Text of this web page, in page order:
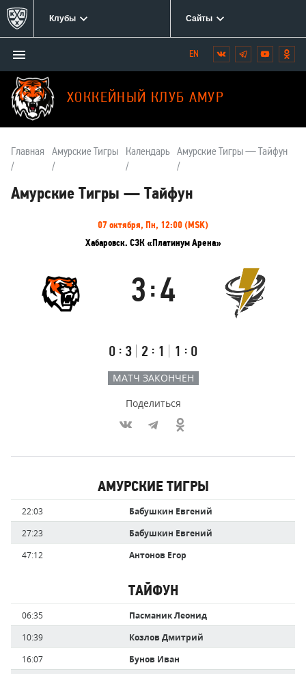
Клубы Сайты
ХОККЕЙНЫЙ КЛУБ АМУР
Открыть/
закрыть
меню
Мы
в
социальных
сетях:
Вконтакте
Telegram
YouTube
Главная Амурские Тигры Календарь Амурские Тигры — Тайфун
Амурские Тигры — Тайфун
07 октября, Пн, 12:00 (MSK)
Хабаровск. СЗК «Платинум Арена»
Амурские
Тигры
3 : 4
Первый
тайм
0 : 3
Второй
тайм
2 : 1
Третий
тайм
1 : 0
Тайфун
МАТЧ ЗАКОНЧЕН
Поделиться
забившие
голы
АМУРСКИЕ ТИГРЫ
Время Имя
игрока
22:03
Бабушкин Евгений
27:23
Бабушкин Евгений
47:12
Антонов Егор
ТАЙФУН
Время Имя
игрока
06:35
Пасманик Леонид
10:39
Козлов Дмитрий
16:07
Бунов Иван